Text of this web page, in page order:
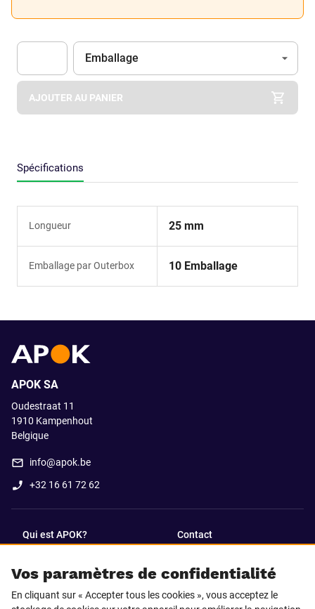
Apok.Product.Detail.AddToCart.Quantity (Optionnel)
Unité
Emballage
AJOUTER AU PANIER
Spécifications
Longueur 25 mm
Emballage par Outerbox 10 Emballage
Vos paramètres de confidentialité
En cliquant sur « Accepter tous les cookies », vous acceptez le
APOK SA
Oudestraat 11
1910 Kampenhout
Belgique
info@apok.be
+32 16 61 72 62
Qui est APOK? Contact
SUIVEZ-NOUS SUR